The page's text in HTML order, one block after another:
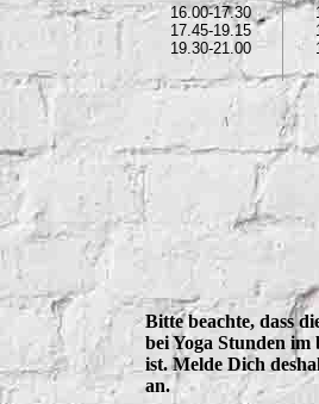
16.00-17.30
17.45-19.15
19.30-21.00
Bitte beachte, dass
bei Yoga Stunden
ist. Melde Dich
an.